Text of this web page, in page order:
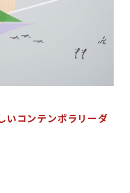
いコンテンポラリーダ